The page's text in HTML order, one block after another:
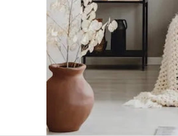
+Ещё 9 опций